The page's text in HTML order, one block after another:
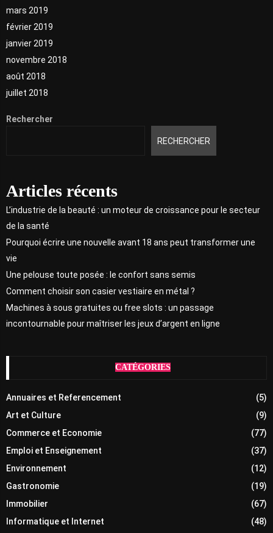
mars 2019
février 2019
janvier 2019
novembre 2018
août 2018
juillet 2018
Rechercher
RECHERCHER
Articles récents
L’industrie de la beauté : un moteur de croissance pour le secteur
de la santé
Pourquoi écrire une nouvelle avant 18 ans peut transformer une
vie
Une pelouse toute posée : le confort sans semis
Comment choisir son casier vestiaire en métal ?
Machines à sous gratuites ou free slots : un passage
incontournable pour maîtriser les jeux d’argent en ligne
CATÉGORIES
Annuaires et Referencement
(5)
Art et Culture
(9)
Commerce et Economie
(77)
Emploi et Enseignement
(37)
Environnement
(12)
Gastronomie
(19)
Immobilier
(67)
Informatique et Internet
(48)